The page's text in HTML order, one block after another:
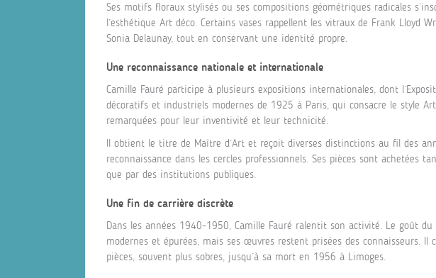
Ses motifs floraux stylisés ou ses compositions géométriques radicales
l’esthétique Art déco. Certains vases rappellent les vitraux de Frank Lloyd
Sonia Delaunay, tout en conservant une identité propre.
Une reconnaissance nationale et internationale
Camille Fauré participe à plusieurs expositions internationales, dont
décoratifs et industriels modernes de 1925 à Paris, qui consacre le style
remarquées pour leur inventivité et leur technicité.
Il obtient le titre de Maître d’Art et reçoit diverses distinctions au fil des
reconnaissance dans les cercles professionnels. Ses pièces sont achetées
que par des institutions publiques.
Une fin de carrière discrète
Dans les années 1940-1950, Camille Fauré ralentit son activité. Le goût
modernes et épurées, mais ses œuvres restent prisées des connaisseurs. Il
pièces, souvent plus sobres, jusqu’à sa mort en 1956 à Limoges.